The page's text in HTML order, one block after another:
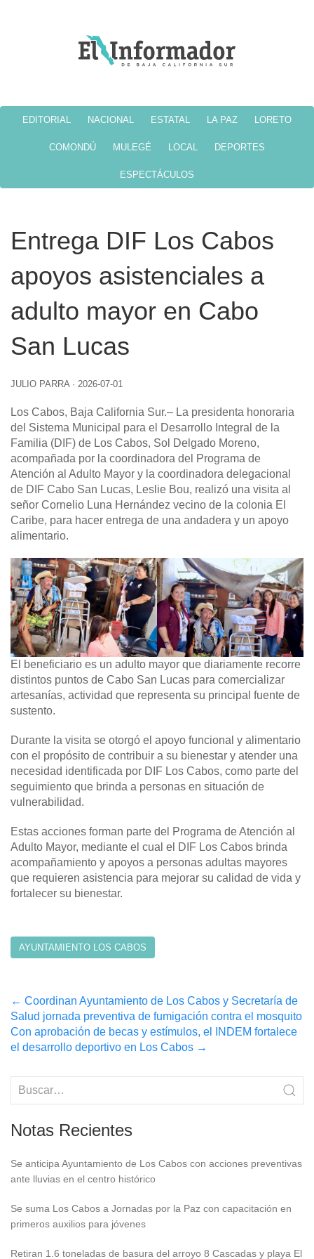
EDITORIAL NACIONAL ESTATAL LA PAZ LORETO
COMONDÚ MULEGÉ LOCAL DEPORTES
ESPECTÁCULOS
Entrega DIF Los Cabos
apoyos asistenciales a
adulto mayor en Cabo
San Lucas
JULIO PARRA · 2026-07-01
Los Cabos, Baja California Sur.– La presidenta honoraria
del Sistema Municipal para el Desarrollo Integral de la
Familia (DIF) de Los Cabos, Sol Delgado Moreno,
acompañada por la coordinadora del Programa de
Atención al Adulto Mayor y la coordinadora delegacional
de DIF Cabo San Lucas, Leslie Bou, realizó una visita al
señor Cornelio Luna Hernández vecino de la colonia El
Caribe, para hacer entrega de una andadera y un apoyo
alimentario.
El beneficiario es un adulto mayor que diariamente recorre
distintos puntos de Cabo San Lucas para comercializar
artesanías, actividad que representa su principal fuente de
sustento.
Durante la visita se otorgó el apoyo funcional y alimentario
con el propósito de contribuir a su bienestar y atender una
necesidad identificada por DIF Los Cabos, como parte del
seguimiento que brinda a personas en situación de
vulnerabilidad.
Estas acciones forman parte del Programa de Atención al
Adulto Mayor, mediante el cual el DIF Los Cabos brinda
acompañamiento y apoyos a personas adultas mayores
que requieren asistencia para mejorar su calidad de vida y
fortalecer su bienestar.
AYUNTAMIENTO LOS CABOS
Post
navigation
← Coordinan Ayuntamiento de Los Cabos y Secretaría de
Salud jornada preventiva de fumigación contra el mosquito
Con aprobación de becas y estímulos, el INDEM fortalece
el desarrollo deportivo en Los Cabos →
Notas Recientes
Se anticipa Ayuntamiento de Los Cabos con acciones preventivas
ante lluvias en el centro histórico
Se suma Los Cabos a Jornadas por la Paz con capacitación en
primeros auxilios para jóvenes
Retiran 1.6 toneladas de basura del arroyo 8 Cascadas y playa El